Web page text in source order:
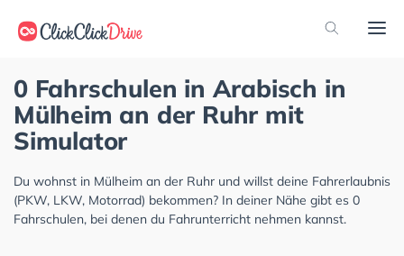
0 Fahrschulen in Arabisch in
Mülheim an der Ruhr mit
Simulator
Du wohnst in Mülheim an der Ruhr und willst deine Fahrerlaubnis
(PKW, LKW, Motorrad) bekommen? In deiner Nähe gibt es 0
Fahrschulen, bei denen du Fahrunterricht nehmen kannst.